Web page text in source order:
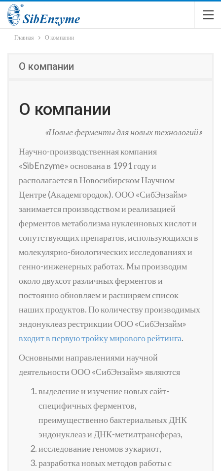
Главная О компании
О компании
О компании
«Новые ферменты для новых технологий»
Научно-производственная компания
«SibEnzyme» основана в 1991 году и
располагается в Новосибирском Научном
Центре (Академгородок). ООО «СибЭнзайм»
занимается производством и реализацией
ферментов метаболизма нуклеиновых кислот и
сопутствующих препаратов, использующихся в
молекулярно-биологических исследованиях и
генно-инженерных работах. Мы производим
около двухсот различных ферментов и
постоянно обновляем и расширяем список
наших продуктов. По количеству производимых
эндонуклеаз рестрикции ООО «СибЭнзайм»
входит в первую тройку мирового рейтинга.
Основными направлениями научной
деятельности ООО «СибЭнзайм» являются
выделение и изучение новых сайт-
специфичных ферментов,
преимущественно бактериальных ДНК
эндонуклеаз и ДНК-метилтрансфераз,
исследование геномов эукариот,
разработка новых методов работы с